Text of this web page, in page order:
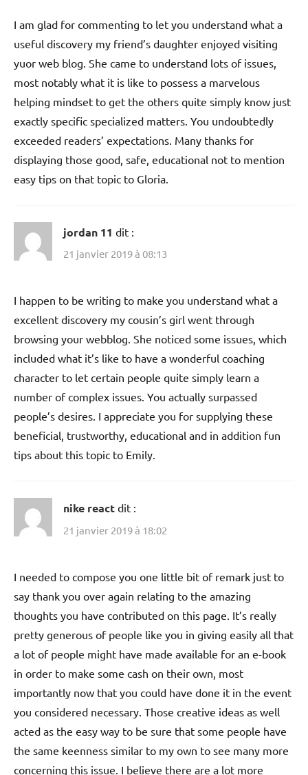
I am glad for commenting to let you understand what a
useful discovery my friend’s daughter enjoyed visiting
yuor web blog. She came to understand lots of issues,
most notably what it is like to possess a marvelous
helping mindset to get the others quite simply know just
exactly specific specialized matters. You undoubtedly
exceeded readers’ expectations. Many thanks for
displaying those good, safe, educational not to mention
easy tips on that topic to Gloria.
jordan 11 dit :
21 janvier 2019 à 08:13
I happen to be writing to make you understand what a
excellent discovery my cousin’s girl went through
browsing your webblog. She noticed some issues, which
included what it’s like to have a wonderful coaching
character to let certain people quite simply learn a
number of complex issues. You actually surpassed
people’s desires. I appreciate you for supplying these
beneficial, trustworthy, educational and in addition fun
tips about this topic to Emily.
nike react dit :
21 janvier 2019 à 18:02
I needed to compose you one little bit of remark just to
say thank you over again relating to the amazing
thoughts you have contributed on this page. It’s really
pretty generous of people like you in giving easily all that
a lot of people might have made available for an e-book
in order to make some cash on their own, most
importantly now that you could have done it in the event
you considered necessary. Those creative ideas as well
acted as the easy way to be sure that some people have
the same keenness similar to my own to see many more
concerning this issue. I believe there are a lot more